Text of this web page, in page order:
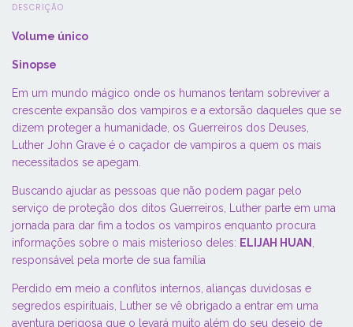
DESCRIÇÃO
Volume único
Sinopse
Em um mundo mágico onde os humanos tentam sobreviver a
crescente expansão dos vampiros e a extorsão daqueles que se
dizem proteger a humanidade, os Guerreiros dos Deuses,
Luther John Grave é o caçador de vampiros a quem os mais
necessitados se apegam.
Buscando ajudar as pessoas que não podem pagar pelo
serviço de proteção dos ditos Guerreiros, Luther parte em uma
jornada para dar fim a todos os vampiros enquanto procura
informações sobre o mais misterioso deles: ELIJAH HUAN
responsável pela morte de sua família
Perdido em meio a conflitos internos, alianças duvidosas e
segredos espirituais, Luther se vê obrigado a entrar em uma
aventura perigosa que o levará muito além do seu desejo de